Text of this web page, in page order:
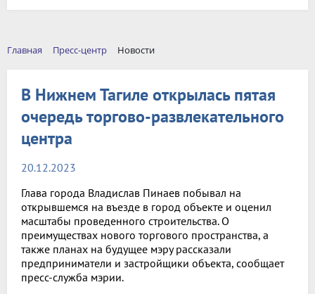
Главная Пресс-центр Новости
В Нижнем Тагиле открылась пятая
очередь торгово-развлекательного
центра
20.12.2023
Глава города Владислав Пинаев побывал на
открывшемся на въезде в город объекте и оценил
масштабы проведенного строительства. О
преимуществах нового торгового пространства, а
также планах на будущее мэру рассказали
предприниматели и застройщики объекта, сообщает
пресс-служба мэрии.